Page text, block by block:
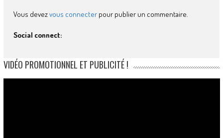
Vous devezvous connecterpour publier un commentaire.
Social connect:
VIDÉO PROMOTIONNEL ET PUBLICITÉ !